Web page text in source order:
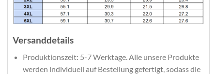
Versanddetails
Produktionszeit: 5-7 Werktage. Alle unsere Produkte
werden individuell auf Bestellung gefertigt, sodass die